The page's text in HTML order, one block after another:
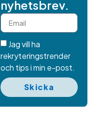
nyhetsbrev.
Jag vill ha
rekryteringstrender
och tips i min e-post.
Skicka